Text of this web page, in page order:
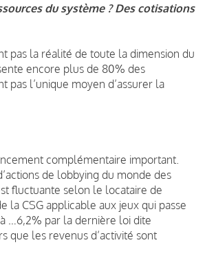
du système ? Des cotisations
pas la réalité de toute la dimension du
encore plus de 80% des
pas l’unique moyen d’assurer la
complémentaire important.
de lobbying du monde des
fluctuante selon le locataire de
la CSG applicable aux jeux qui passe
…6,2% par la dernière loi dite
que les revenus d’activité sont